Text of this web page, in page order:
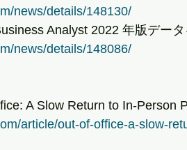
news/details/148130/
Analyst 2022 年版デー
news/details/148086/
A Slow Return to In-Person
article/out-of-office-a-slow-